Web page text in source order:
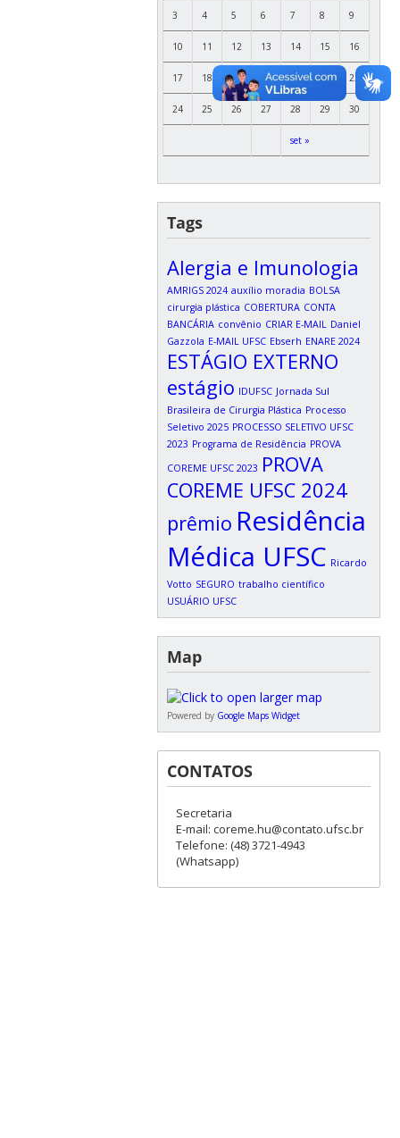
set »
3 4 5 6 7 8 9
10 11 12 13 14 15 16
17 18 19 20 21 22 23
24 25 26 27 28 29 30
Tags
Alergia e Imunologia
AMRIGS 2024 auxílio moradia BOLSA
cirurgia plástica COBERTURA CONTA
BANCÁRIA convênio CRIAR E-MAIL
Daniel
Gazzola E-MAIL UFSC Ebserh ENARE 2024
ESTÁGIO EXTERNO
estágio IDUFSC Jornada Sul
Brasileira de Cirurgia Plástica Processo
Seletivo 2025 PROCESSO SELETIVO UFSC
2023 Programa de Residência PROVA
COREME UFSC 2023 PROVA
COREME UFSC 2024
prêmio Residência
Médica UFSC Ricardo
Votto SEGURO trabalho científico
USUÁRIO UFSC
Map
Powered by Google Maps Widget
CONTATOS
Secretaria
E-mail: coreme.hu@contato.ufsc.br
Telefone: (48) 3721-4943
(Whatsapp)